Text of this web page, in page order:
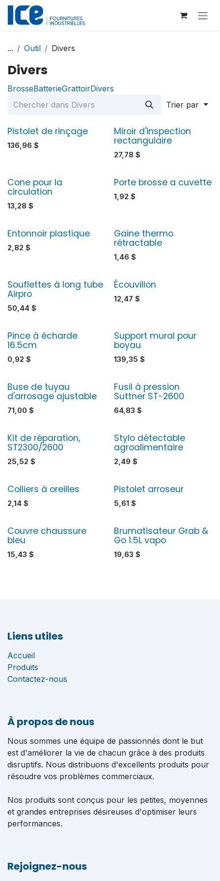
Se rendre au contenu
... Outil Divers
Divers
BrosseBatterieGrattoirDivers
Trier par
Pistolet de rinçage
136,96 $
Miroir d'inspection
rectangulaire
27,78 $
Cone pour la
circulation
13,28 $
Porte brosse a cuvette
1,92 $
Entonnoir plastique
2,82 $
Gaine thermo
rétractable
1,46 $
Souflettes à long tube
Airpro
50,44 $
Écouvillon
12,47 $
Pince à écharde
16.5cm
0,92 $
Support mural pour
boyau
139,35 $
Buse de tuyau
d'arrosage ajustable
71,00 $
Fusil à pression
Suttner ST-2600
64,83 $
Kit de réparation,
ST2300/2600
25,52 $
Stylo détectable
agroalimentaire
2,49 $
Colliers à oreilles
2,14 $
Pistolet arroseur
5,61 $
Couvre chaussure
bleu
15,43 $
Brumatisateur Grab &
Go 1.5L vapo
19,63 $
Liens utiles
Accueil
Produits
Contactez-nous
À propos de nous
Nous sommes une équipe de passionnés dont le but
est d'améliorer la vie de chacun grâce à des produits
disruptifs. Nous distribuons d'excellents produits pour
résoudre vos problèmes commerciaux.
Nos produits sont conçus pour les petites, moyennes
et grandes entreprises désireuses d'optimiser leurs
performances.
Rejoignez-nous